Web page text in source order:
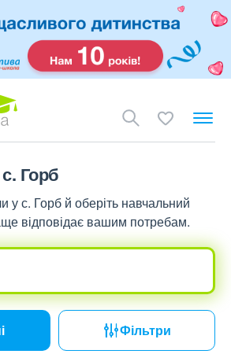
Горб
у с. Горб й оберіть навчальний
відповідає вашим потребам.
Фільтри